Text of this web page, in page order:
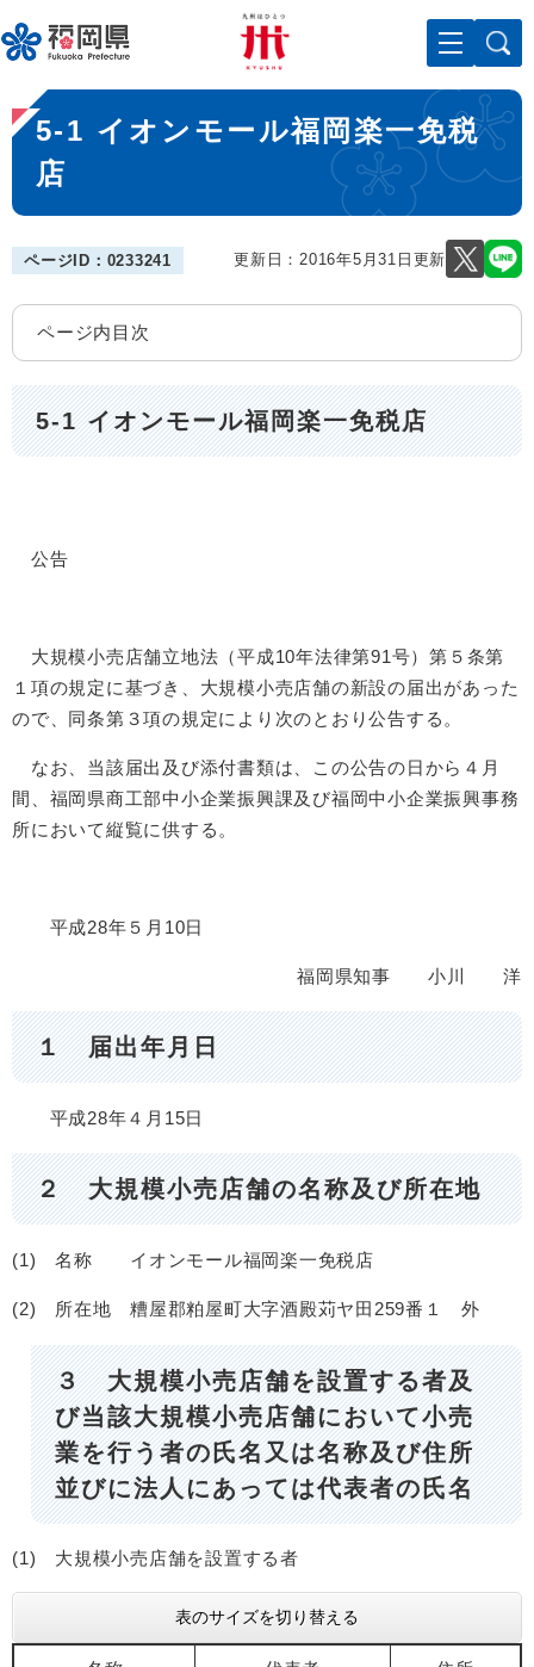
ー
ジ
先
頭
。
メニューを飛ばして本文へ
本
文
5-1 イオンモール福岡楽一免税
店
ページID：0233241 更新日：2016年5月31日更新
ページ内目次
5-1 イオンモール福岡楽一免税店
公告
大規模小売店舗立地法（平成10年法律第91号）第５条第
１項の規定に基づき、大規模小売店舗の新設の届出があった
ので、同条第３項の規定により次のとおり公告する。
なお、当該届出及び添付書類は、この公告の日から４月
間、福岡県商工部中小企業振興課及び福岡中小企業振興事務
所において縦覧に供する。
平成28年５月10日
福岡県知事 小川 洋
１ 届出年月日
平成28年４月15日
２ 大規模小売店舗の名称及び所在地
(1) 名称 イオンモール福岡楽一免税店
(2) 所在地 糟屋郡粕屋町大字酒殿苅ヤ田259番１ 外
３ 大規模小売店舗を設置する者及
び当該大規模小売店舗において小売
業を行う者の氏名又は名称及び住所
並びに法人にあっては代表者の氏名
(1) 大規模小売店舗を設置する者
表のサイズを切り替える